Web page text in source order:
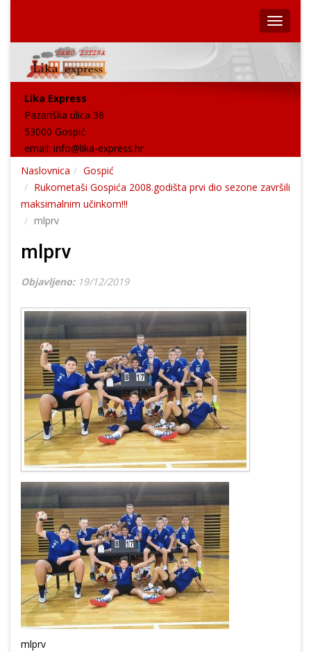
Lika Express
Pazariška ulica 36
53000 Gospić
email: info@lika-express.hr
Naslovnica
Gospić
Rukometaši Gospića 2008.godišta prvi dio sezone završili
maksimalnim učinkom!!!
mlprv
mlprv
Objavljeno: 19/12/2019
mlprv